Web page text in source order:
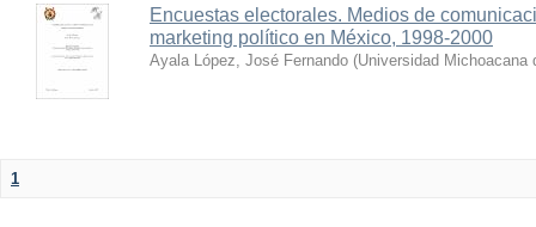
Encuestas electorales. Medios de
marketing político en México, 1998-2000
Ayala López, José Fernando (Universidad Michoacana
1